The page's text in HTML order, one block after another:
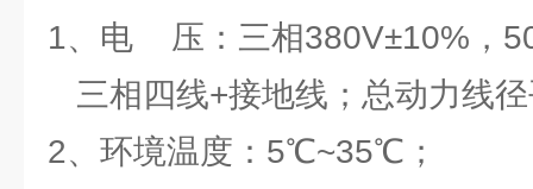
1、电 压：三相380V±10%，
三相四线+接地线；总动力线
2、环境温度：5℃~35℃；